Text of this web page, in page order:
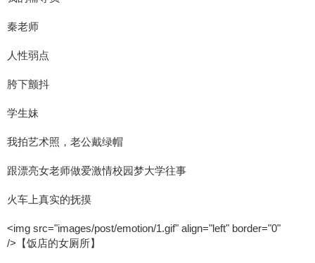
秦老师
人性弱点
胯下颤抖
学生妹
我拍艺术照，老公戴绿帽
跟漂亮女老师做爱激情校园梦大学往事
火车上真实的抚摸
<img src="images/post/emotion/1.gif" align="left" border="0"
/>【饭店的女厕所】